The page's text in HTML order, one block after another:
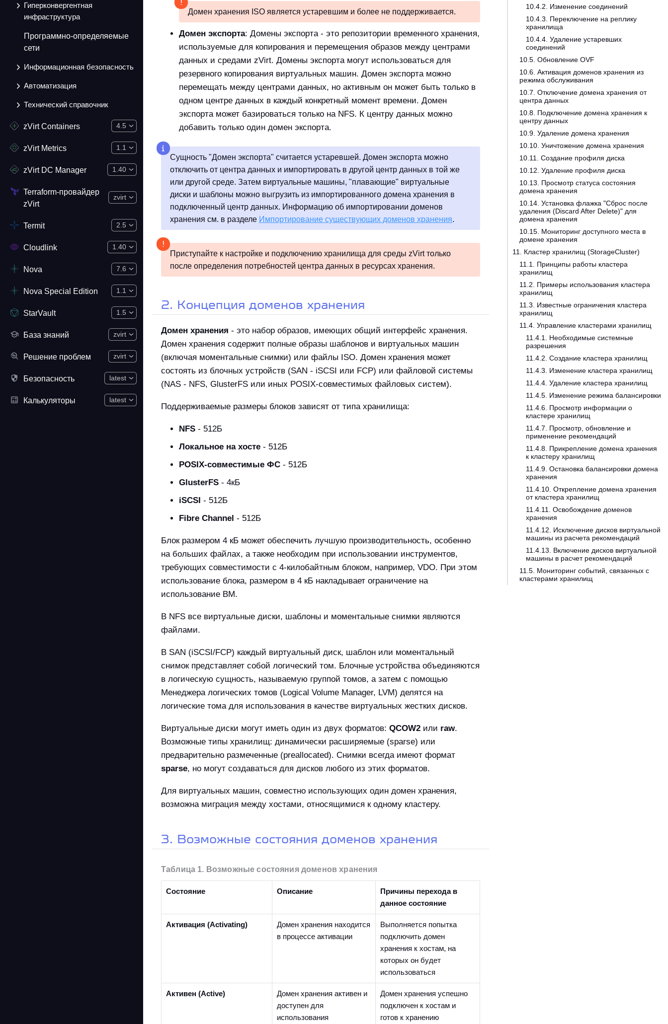
Гиперконвергентная
инфраструктура
Программно-определяемые
сети
Информационная безопасность
Автоматизация
Технический справочник
zVirt Containers 4.5
zVirt Metrics 1.1
zVirt DC Manager 1.40
Terraform-провайдер
zVirt
zvirt
Termit 2.5
Cloudlink 1.40
Nova 7.6
Nova Special Edition 1.1
StarVault 1.5
База знаний zvirt
Решение проблем zvirt
Безопасность latest
Калькуляторы latest
10.4.2. Изменение соединений
10.4.3. Переключение на реплику
хранилища
10.4.4. Удаление устаревших
соединений
10.5. Обновление OVF
10.6. Активация доменов хранения из
режима обслуживания
10.7. Отключение домена хранения от
центра данных
10.8. Подключение домена хранения к
центру данных
10.9. Удаление домена хранения
10.10. Уничтожение домена хранения
10.11. Создание профиля диска
10.12. Удаление профиля диска
10.13. Просмотр статуса состояния
домена хранения
10.14. Установка флажка "Сброс после
удаления (Discard After Delete)" для
домена хранения
10.15. Мониторинг доступного места в
домене хранения
11. Кластер хранилищ (StorageCluster)
11.1. Принципы работы кластера
хранилищ
11.2. Примеры использования кластера
хранилищ
11.3. Известные ограничения кластера
хранилищ
11.4. Управление кластерами хранилищ
11.4.1. Необходимые системные
разрешения
11.4.2. Создание кластера хранилищ
11.4.3. Изменение кластера хранилищ
11.4.4. Удаление кластера хранилищ
11.4.5. Изменение режима балансировки
11.4.6. Просмотр информации о
кластере хранилищ
11.4.7. Просмотр, обновление и
применение рекомендаций
11.4.8. Прикрепление домена хранения
к кластеру хранилищ
11.4.9. Остановка балансировки домена
хранения
11.4.10. Открепление домена хранения
от кластера хранилищ
11.4.11. Освобождение доменов
хранения
11.4.12. Исключение дисков виртуальной
машины из расчета рекомендаций
11.4.13. Включение дисков виртуальной
машины в расчет рекомендаций
11.5. Мониторинг событий, связанных с
кластерами хранилищ
Домен хранения ISO является устаревшим и более не поддерживается.
Домен экспорта: Домены экспорта - это репозитории временного хранения,
используемые для копирования и перемещения образов между центрами
данных и средами zVirt. Домены экспорта могут использоваться для
резервного копирования виртуальных машин. Домен экспорта можно
перемещать между центрами данных, но активным он может быть только в
одном центре данных в каждый конкретный момент времени. Домен
экспорта может базироваться только на NFS. К центру данных можно
добавить только один домен экспорта.
Сущность "Домен экспорта" считается устаревшей. Домен экспорта можно
отключить от центра данных и импортировать в другой центр данных в той же
или другой среде. Затем виртуальные машины, "плавающие" виртуальные
диски и шаблоны можно выгрузить из импортированного домена хранения в
подключенный центр данных. Информацию об импортировании доменов
хранения см. в разделе Импортирование существующих доменов хранения.
Приступайте к настройке и подключению хранилища для среды zVirt только
после определения потребностей центра данных в ресурсах хранения.
2. Концепция доменов хранения
Домен хранения - это набор образов, имеющих общий интерфейс хранения.
Домен хранения содержит полные образы шаблонов и виртуальных машин
(включая моментальные снимки) или файлы ISO. Домен хранения может
состоять из блочных устройств (SAN - iSCSI или FCP) или файловой системы
(NAS - NFS, GlusterFS или иных POSIX-совместимых файловых систем).
Поддерживаемые размеры блоков зависят от типа хранилища:
NFS - 512Б
Локальное на хосте - 512Б
POSIX-совместимые ФС - 512Б
GlusterFS - 4кБ
iSCSI - 512Б
Fibre Channel - 512Б
Блок размером 4 кБ может обеспечить лучшую производительность, особенно
на больших файлах, а также необходим при использовании инструментов,
требующих совместимости с 4-килобайтным блоком, например, VDO. При этом
использование блока, размером в 4 кБ накладывает ограничение на
использование ВМ.
В NFS все виртуальные диски, шаблоны и моментальные снимки являются
файлами.
В SAN (iSCSI/FCP) каждый виртуальный диск, шаблон или моментальный
снимок представляет собой логический том. Блочные устройства объединяются
в логическую сущность, называемую группой томов, а затем с помощью
Менеджера логических томов (Logical Volume Manager, LVM) делятся на
логические тома для использования в качестве виртуальных жестких дисков.
Виртуальные диски могут иметь один из двух форматов: QCOW2 или raw.
Возможные типы хранилищ: динамически расширяемые (sparse) или
предварительно размеченные (preallocated). Снимки всегда имеют формат
sparse, но могут создаваться для дисков любого из этих форматов.
Для виртуальных машин, совместно использующих один домен хранения,
возможна миграция между хостами, относящимися к одному кластеру.
3. Возможные состояния доменов хранения
Таблица 1. Возможные состояния доменов хранения
Состояние Описание
Причины перехода в
данное состояние
Активация (Activating)
Домен хранения находится
в процессе активации
Выполняется попытка
подключить домен
хранения к хостам, на
которых он будет
использоваться
Активен (Active)
Домен хранения активен и
доступен для
использования
Домен хранения успешно
подключен к хостам и
готов к хранению